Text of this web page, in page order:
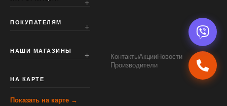
ПОКУПАТЕЛЯМ
НАШИ МАГАЗИНЫ
НА КАРТЕ
Показать на карте →
КонтактыАкцииНовости
Производители